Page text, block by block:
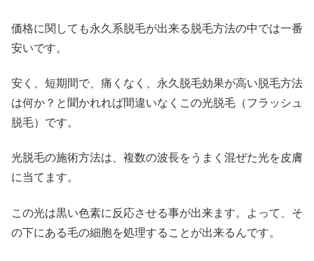
価格に関しても永久系脱毛が出来る脱毛方法の中では一番
安いです。
安く、短期間で、痛くなく、永久脱毛効果が高い脱毛方法
は何か？と聞かれれば間違いなくこの光脱毛（フラッシュ
脱毛）です。
光脱毛の施術方法は、複数の波長をうまく混ぜた光を皮膚
に当てます。
この光は黒い色素に反応させる事が出来ます。よって、そ
の下にある毛の細胞を処理することが出来るんです。